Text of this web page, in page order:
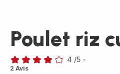
Poulet riz
Avis
4 /5 -
2 Avis